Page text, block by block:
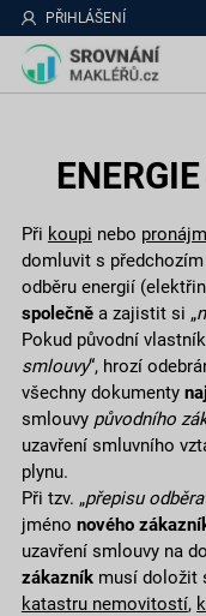
PŘIHLÁŠENÍ
Při koupi nebo
domluvit s
odběru energií
společněa zajistit si „
Pokud původní
smlouvy“, hrozí
všechny dokumenty
smlouvy původního
uzavření smluvního
plynu.
Při tzv. „přepisu
jméno nového
uzavření smlouvy na
zákazníkmusí doložit
katastru nemovitostí,